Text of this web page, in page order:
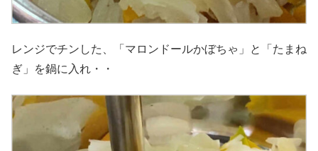
レンジでチンした、「マロンドールかぼちゃ」と「たまね
ぎ」を鍋に入れ・・